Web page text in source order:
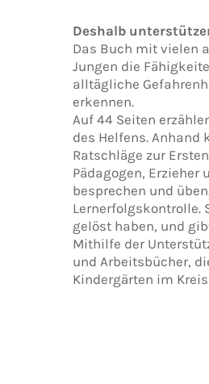
Deshalb
Das Buch mit vielen
Jungen die
alltägliche
erkennen.
Auf 44 Seiten
des Helfens. Anhand
Ratschläge zur
Pädagogen,
besprechen und
Lernerfolgskontrolle.
gelöst haben, und
Mithilfe der
und Arbeitsbücher,
Kindergärten im